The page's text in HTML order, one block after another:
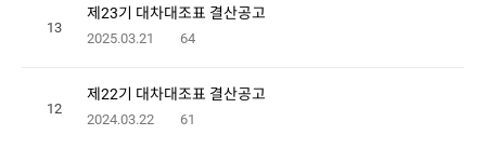
13
제23기 대차대조표 결산공고
2025.03.21 64
12
제22기 대차대조표 결산공고
2024.03.22 61